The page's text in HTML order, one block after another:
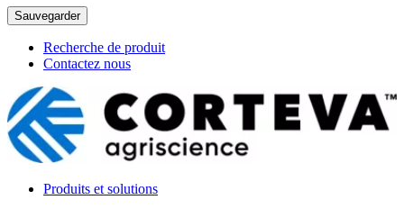
Sauvegarder
Recherche de produit
Contactez nous
Produits et solutions